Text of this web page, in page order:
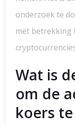
onderzoek te
met betrekking
Wat is
om de
koers